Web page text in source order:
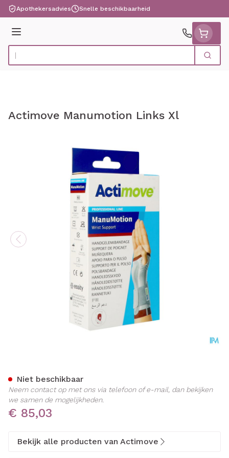
Ga naar de inhoud
Apothekersadvies Snelle beschikbaarheid
Menu
Product, merk, categorie... Zoek
Actimove Manumotion Links Xl
€ 85,03
Niet beschikbaar
Neem contact op met ons via telefoon of e-mail, dan bekijken
we samen de mogelijkheden.
Bekijk alle producten van Actimove